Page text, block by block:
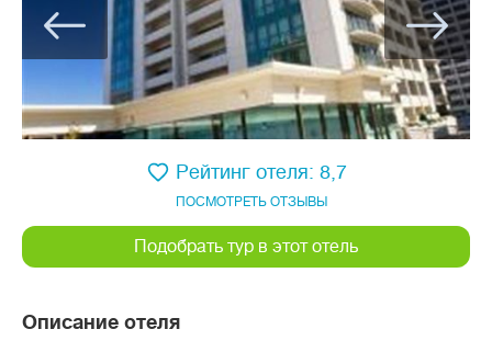
Описание отеля
ПОСМОТРЕТЬ ОТЗЫВЫ
Рейтинг отеля: 8,7
Подобрать тур в этот отель